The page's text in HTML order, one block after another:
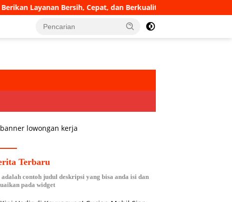
Bersih, Cepat, dan Berkualitas Upacara Serah Terima
Terbaru
contoh judul deskripsi yang bisa anda isi dan
pada widget